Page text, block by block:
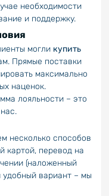
необходимости
и поддержку.
могли купить
Прямые поставки
максимально
наценок.
лояльности – это
несколько способов
картой, перевод на
(наложенный
вариант – мы